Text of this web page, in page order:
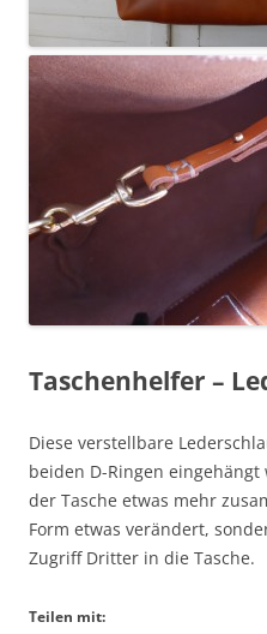
Taschenhelfer –
Diese verstellbare
beiden D-Ringen
der Tasche etwas mehr
Form etwas verändert,
Zugriff Dritter in die Tasche.
Teilen mit: